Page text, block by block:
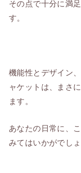
その点で十分に満
す。
機能性とデザイン
ャケットは、まさ
ます。
あなたの日常に、
みてはいかがでしょ